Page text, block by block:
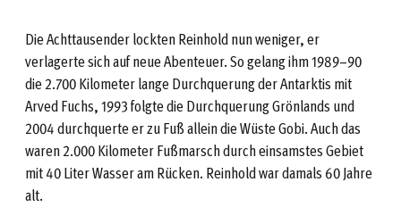
Die Achttausender lockten Reinhold nun weniger, er
verlagerte sich auf neue Abenteuer. So gelang ihm 1989–90
die 2.700 Kilometer lange Durchquerung der Antarktis mit
Arved Fuchs, 1993 folgte die Durchquerung Grönlands und
2004 durchquerte er zu Fuß allein die Wüste Gobi. Auch das
waren 2.000 Kilometer Fußmarsch durch einsamstes Gebiet
mit 40 Liter Wasser am Rücken. Reinhold war damals 60 Jahre
alt.